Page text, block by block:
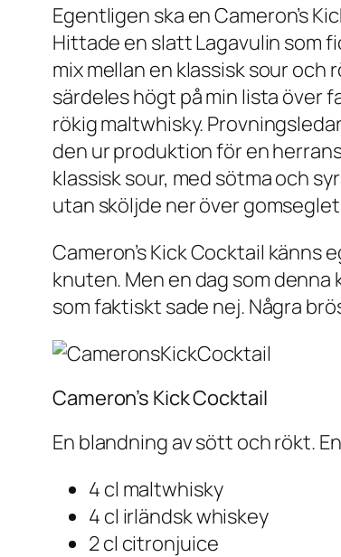
Egentligen ska en Cameron’s
Hittade en slatt Lagavulin som
mix mellan en klassisk sour
särdeles högt på min lista över
rökig maltwhisky.
den ur produktion för en
klassisk sour, med sötma och
utan sköljde ner över
Cameron’s Kick Cocktail
knuten. Men en dag som
som faktiskt sade nej. Några
Cameron’s Kick Cocktail
En blandning av sött och rökt.
4 cl maltwhisky
4 cl irländsk whiskey
2 cl citronjuice